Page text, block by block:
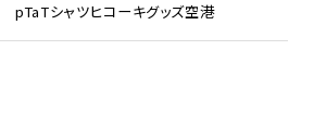
pTaTシャツヒコーキグッズ空港